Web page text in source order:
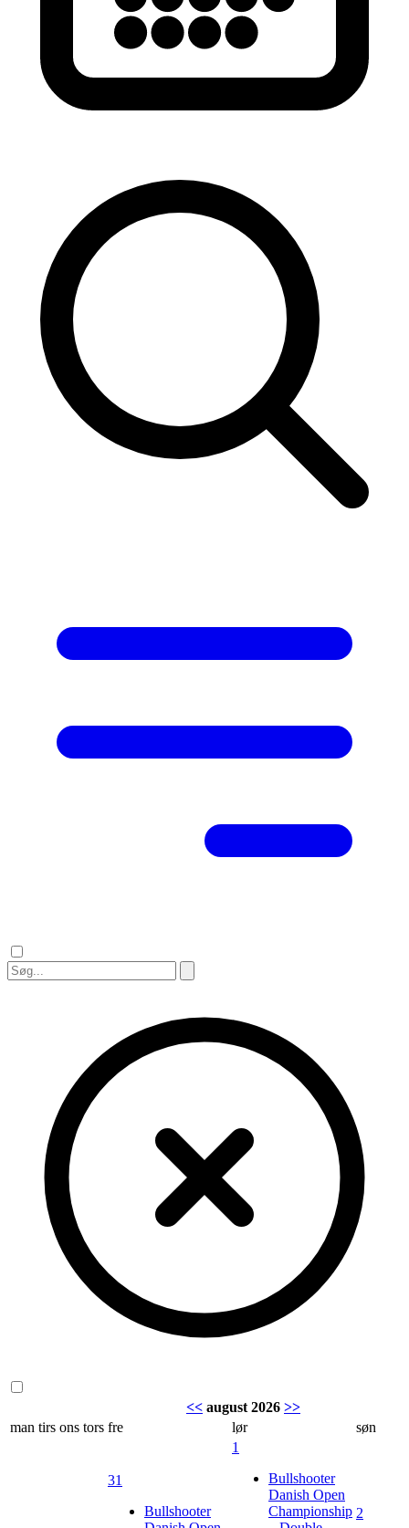
<< august 2026 >>
man tirs ons tors fre lør søn
31
Bullshooter
1
Bullshooter
Danish Open
Championship 2